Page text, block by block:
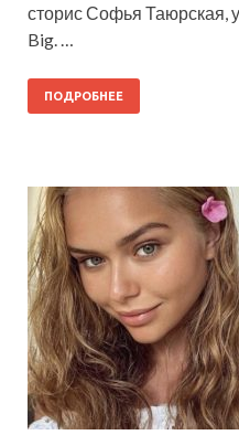
сторис Софья Таюрская,
Big. …
ПОДРОБНЕЕ